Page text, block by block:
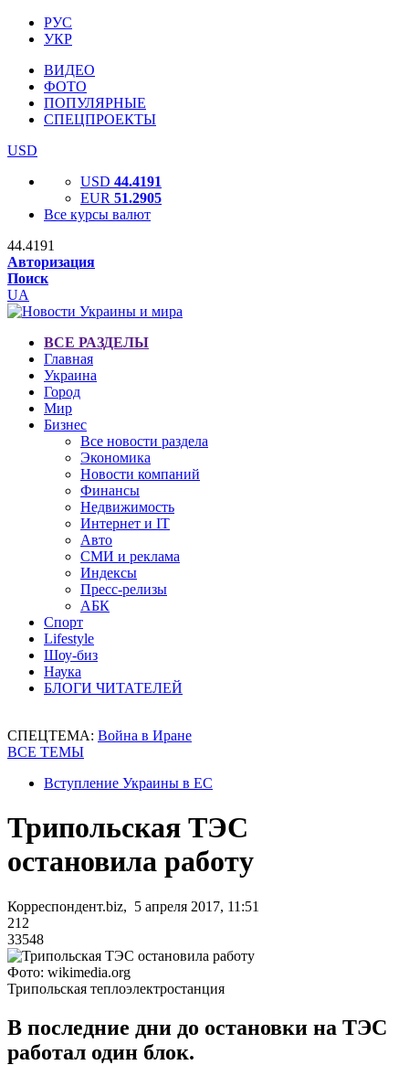
РУС
УКР
ВИДЕО
ФОТО
ПОПУЛЯРНЫЕ
СПЕЦПРОЕКТЫ
USD
USD 44.4191
EUR 51.2905
Все курсы валют
44.4191
Авторизация
Поиск
UA
ВСЕ РАЗДЕЛЫ
Главная
Украина
Город
Мир
Бизнес
Все новости раздела
Экономика
Новости компаний
Финансы
Недвижимость
Интернет и IT
Авто
СМИ и реклама
Индексы
Пресс-релизы
АБК
Спорт
Lifestyle
Шоу-биз
Наука
БЛОГИ ЧИТАТЕЛЕЙ
СПЕЦТЕМА: Война в Иране
ВСЕ ТЕМЫ
Вступление Украины в ЕС
Трипольская ТЭС
остановила работу
Корреспондент.biz, 5 апреля 2017, 11:51
212
33548
Фото: wikimedia.org
Трипольская теплоэлектростанция
В последние дни до остановки на ТЭС
работал один блок.